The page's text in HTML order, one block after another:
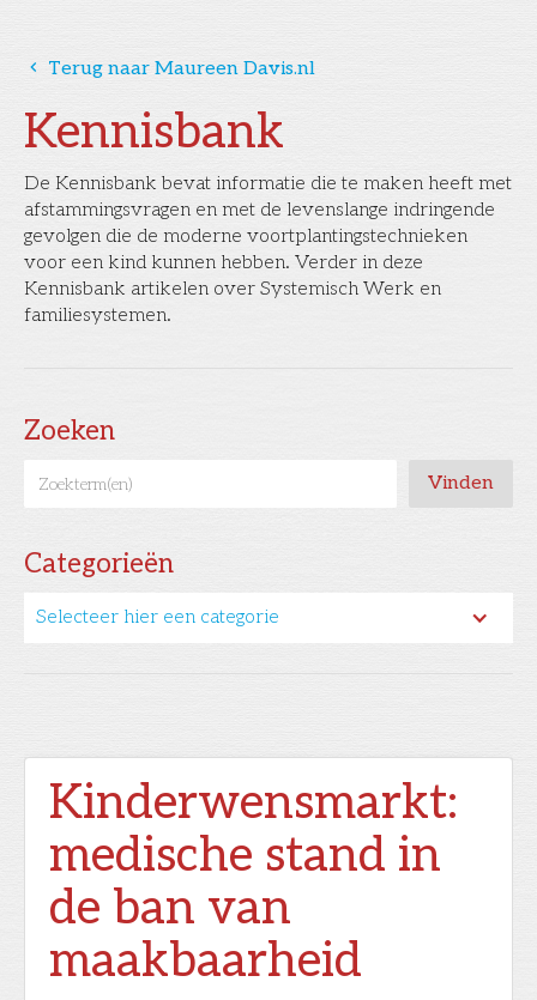
Kennisbank
De Kennisbank bevat informatie die te maken heeft met
afstammingsvragen en met de levenslange indringende
gevolgen die de moderne voortplantingstechnieken
voor een kind kunnen hebben. Verder in deze
Kennisbank artikelen over Systemisch Werk en
familiesystemen.
Zoeken
Categorieën
Selecteer hier een categorie
󰅁 Terug naar Maureen Davis.nl
Kinderwensmarkt:
medische stand in
de ban van
maakbaarheid